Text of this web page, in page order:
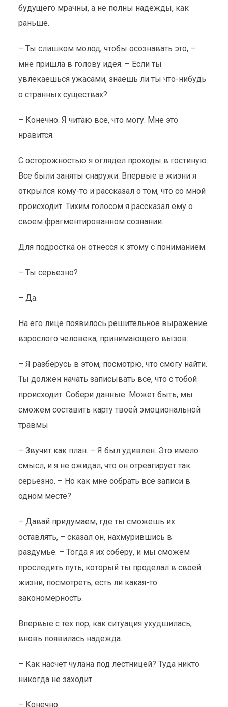
будущего мрачны, а не полны надежды, как
раньше.
– Ты слишком молод, чтобы осознавать это, –
мне пришла в голову идея. – Если ты
увлекаешься ужасами, знаешь ли ты что-нибудь
о странных существах?
– Конечно. Я читаю все, что могу. Мне это
нравится.
С осторожностью я оглядел проходы в гостиную.
Все были заняты снаружи. Впервые в жизни я
открылся кому-то и рассказал о том, что со мной
происходит. Тихим голосом я рассказал ему о
своем фрагментированном сознании.
Для подростка он отнесся к этому с пониманием.
– Ты серьезно?
– Да.
На его лице появилось решительное выражение
взрослого человека, принимающего вызов.
– Я разберусь в этом, посмотрю, что смогу найти.
Ты должен начать записывать все, что с тобой
происходит. Собери данные. Может быть, мы
сможем составить карту твоей эмоциональной
травмы
– Звучит как план. – Я был удивлен. Это имело
смысл, и я не ожидал, что он отреагирует так
серьезно. – Но как мне собрать все записи в
одном месте?
– Давай придумаем, где ты сможешь их
оставлять, – сказал он, нахмурившись в
раздумье. – Тогда я их соберу, и мы сможем
проследить путь, который ты проделал в своей
жизни, посмотреть, есть ли какая-то
закономерность.
Впервые с тех пор, как ситуация ухудшилась,
вновь появилась надежда.
– Как насчет чулана под лестницей? Туда никто
никогда не заходит.
– Конечно.